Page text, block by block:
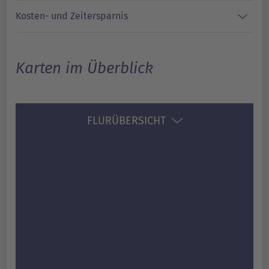
Kosten- und Zeitersparnis
Karten im Überblick
FLURÜBERSICHT